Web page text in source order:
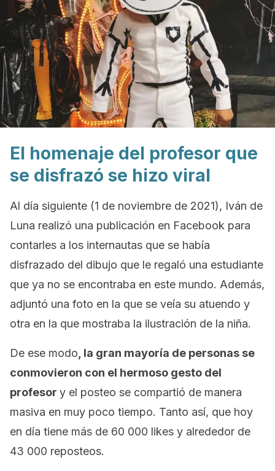
El homenaje del profesor que
se disfrazó se hizo viral
Al día siguiente (1 de noviembre de 2021), Iván de
Luna realizó una publicación en Facebook para
contarles a los internautas que se había
disfrazado del dibujo que le regaló una estudiante
que ya no se encontraba en este mundo. Además,
adjuntó una foto en la que se veía su atuendo y
otra en la que mostraba la ilustración de la niña.
De ese modo , la gran mayoría de personas se
conmovieron con el hermoso gesto del
profesor y el posteo se compartió de manera
masiva en muy poco tiempo. Tanto así, que hoy
en día tiene más de 60 000 likes y alrededor de
43 000 reposteos.